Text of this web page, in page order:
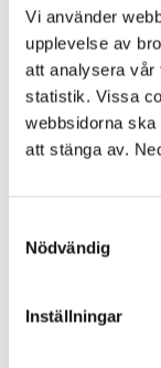
Vi använder
upplevelse av
att analysera vår
statistik. Vissa
webbsidorna
att stänga av.
Nödvändig
Inställningar
fram emot
för att
det
Vem är
Micke beskriver
Jag är en
vara både
gäller att ha